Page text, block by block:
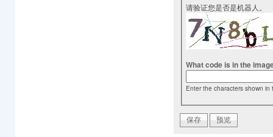
请验证您是否是机器人。
What code is in the
Enter the characters shown in